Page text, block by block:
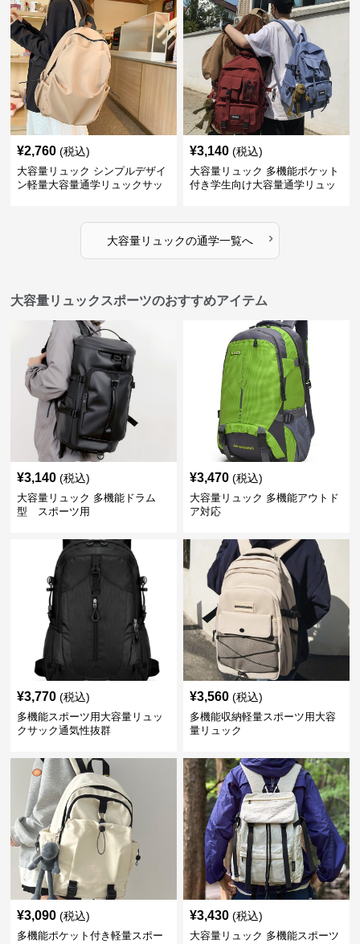
¥2,760 (税込)
大容量リュック シンプルデザイ
ン軽量大容量通学リュックサッ
¥3,140 (税込)
大容量リュック 多機能ポケット
付き学生向け大容量通学リュッ
大容量リュックの通学一覧へ ›
大容量リュックスポーツのおすすめアイテム
¥3,140 (税込)
大容量リュック 多機能ドラム
型 スポーツ用
¥3,470 (税込)
大容量リュック 多機能アウトド
ア対応
¥3,770 (税込)
多機能スポーツ用大容量リュッ
クサック通気性抜群
¥3,560 (税込)
多機能収納軽量スポーツ用大容
量リュック
¥3,090 (税込)
多機能ポケット付き軽量スポー
¥3,430 (税込)
大容量リュック 多機能スポーツ